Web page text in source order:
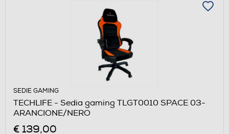
SEDIE GAMING
TECHLIFE - Sedia gaming TLGT0010 SPACE 03-
ARANCIONE/NERO
€ 139,00